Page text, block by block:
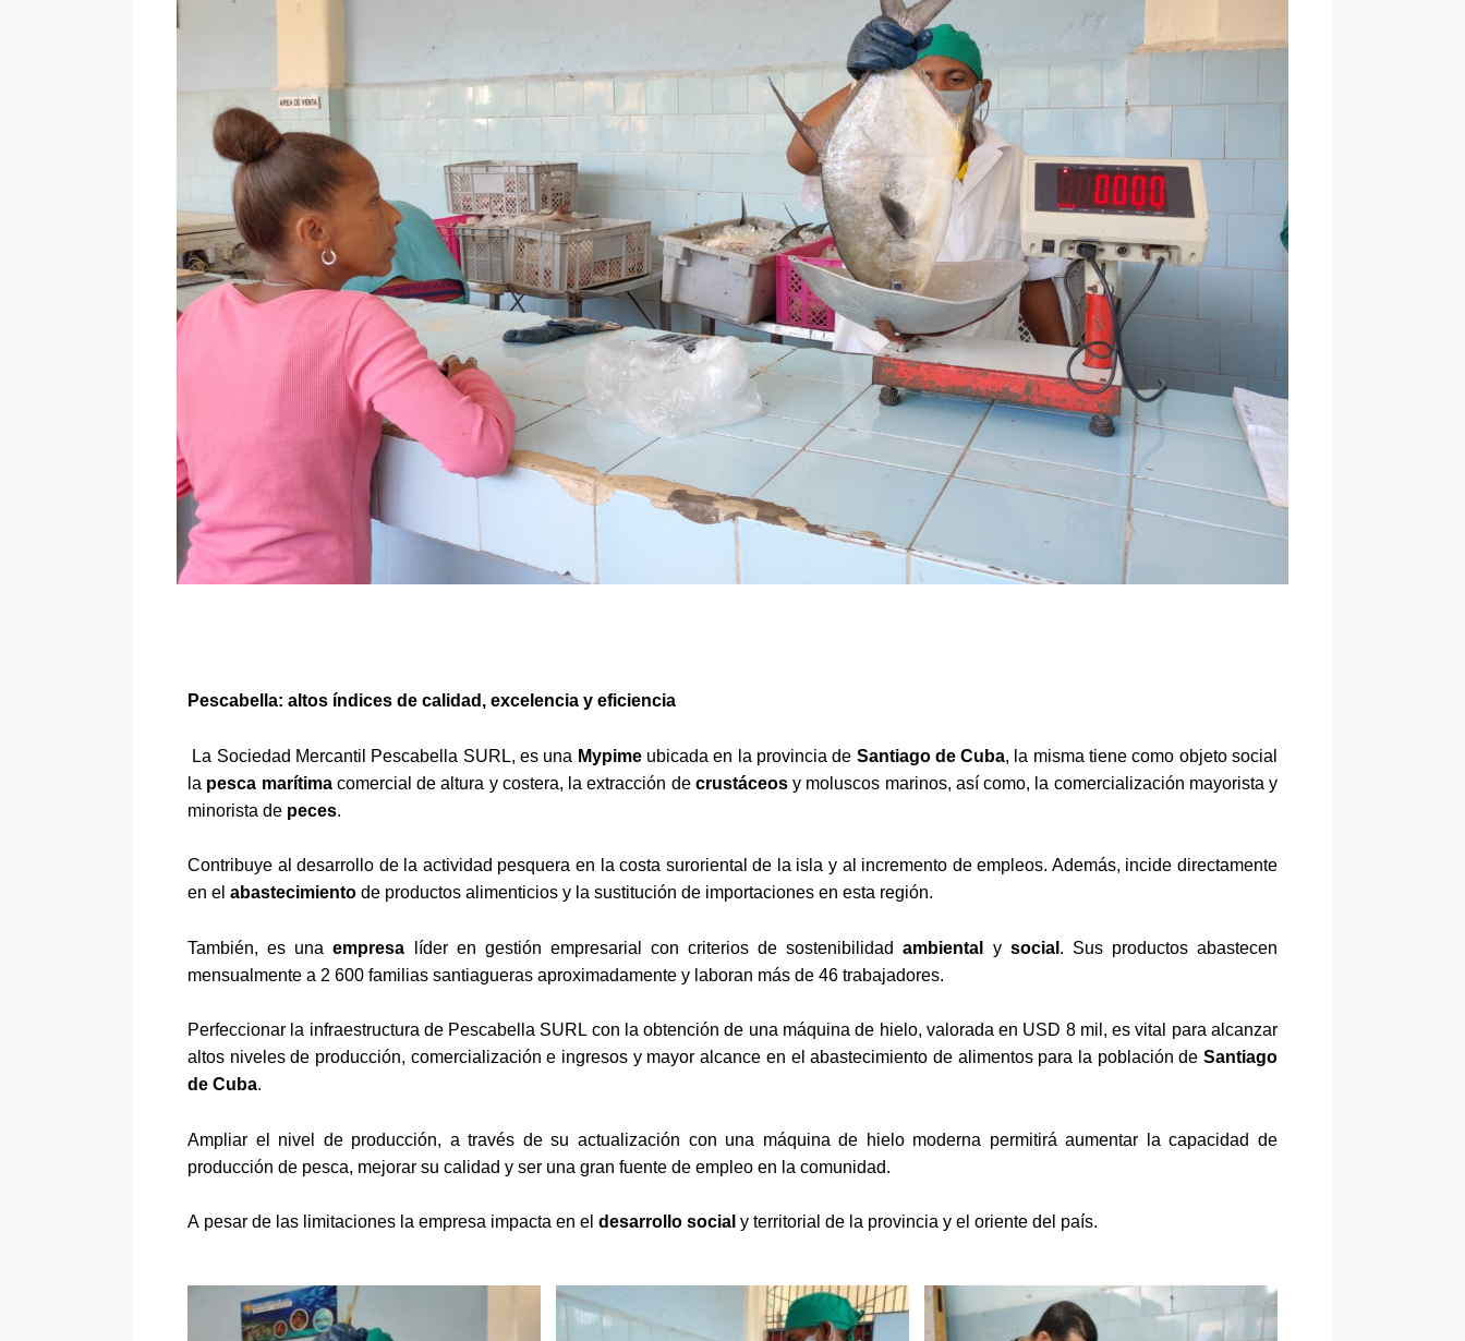
Pescabella: altos índices de calidad, excelencia y eficiencia
La Sociedad Mercantil Pescabella SURL, es una Mypimeubicada en la provincia de Santiago de Cuba, la misma tiene como objeto social
la pesca marítimacomercial dealtura y costera, la extracción de crustáceosy moluscos marinos, así como, la comercialización mayorista y
minorista de peces.
Contribuye al desarrollo de la actividad pesquera en la costa suroriental de la isla y al incremento de empleos. Además, incide directamente
en el abastecimiento de productos alimenticios y la sustitución de importaciones en esta región.
También, es unaempresa líder en gestión empresarial con criterios de sostenibilidadambiental y social . Sus productos abastecen
mensualmente a 2 600 familias santiagueras aproximadamente y laboran más de 46 trabajadores.
Perfeccionar la infraestructura de Pescabella SURL con la obtención de una máquina de hielo, valorada en USD 8 mil,es vital para alcanzar
altos niveles de producción, comercialización e ingresos y mayor alcance en el abastecimiento de alimentos para la población de Santiago
de Cuba.
Ampliar el nivel de producción, a través de su actualización con una máquina de hielo moderna permitirá aumentar la capacidad de
producción de pesca, mejorar su calidad y ser una gran fuente de empleo en la comunidad.
A pesar de las limitaciones la empresa impacta en el desarrollo social y territorial de la provincia y el oriente del país.